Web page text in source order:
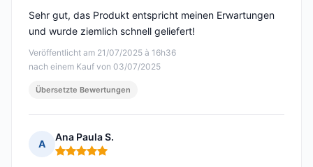
Veröffentlicht am 21/07/2025 à 16h36
nach einem Kauf von 03/07/2025
Sehr gut, das Produkt entspricht meinen Erwartungen
und wurde ziemlich schnell geliefert!
Übersetzte Bewertungen
A
Ana Paula S.
Hinweis: 5 von 5